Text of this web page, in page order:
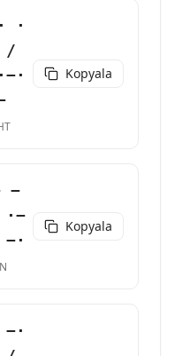
·
/
Kopyala
−
Kopyala